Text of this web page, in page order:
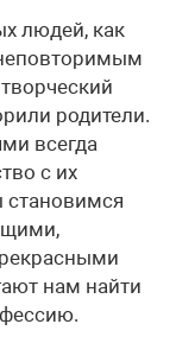
людей, как
родители.
всегда
с их
нам найти